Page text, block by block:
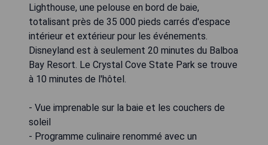
Lighthouse, une pelouse en bord de baie,
totalisant près de 35 000 pieds carrés d'espace
intérieur et extérieur pour les événements.
Disneyland est à seulement 20 minutes du Balboa
Bay Resort. Le Crystal Cove State Park se trouve
à 10 minutes de l'hôtel.
- Vue imprenable sur la baie et les couchers de
soleil
- Programme culinaire renommé avec un